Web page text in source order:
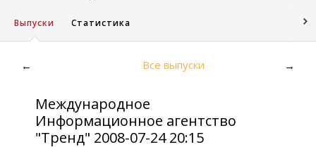
Выпуски Статистика
← Все выпуски →
Международное
Информационное агентство
"Тренд" 2008-07-24 20:15